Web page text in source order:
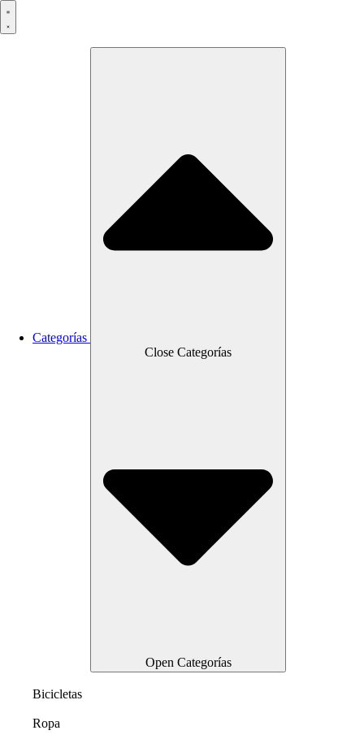
Saltar
contenido
Categorías
Close Categorías
Open Categorías
Bicicletas
Ropa